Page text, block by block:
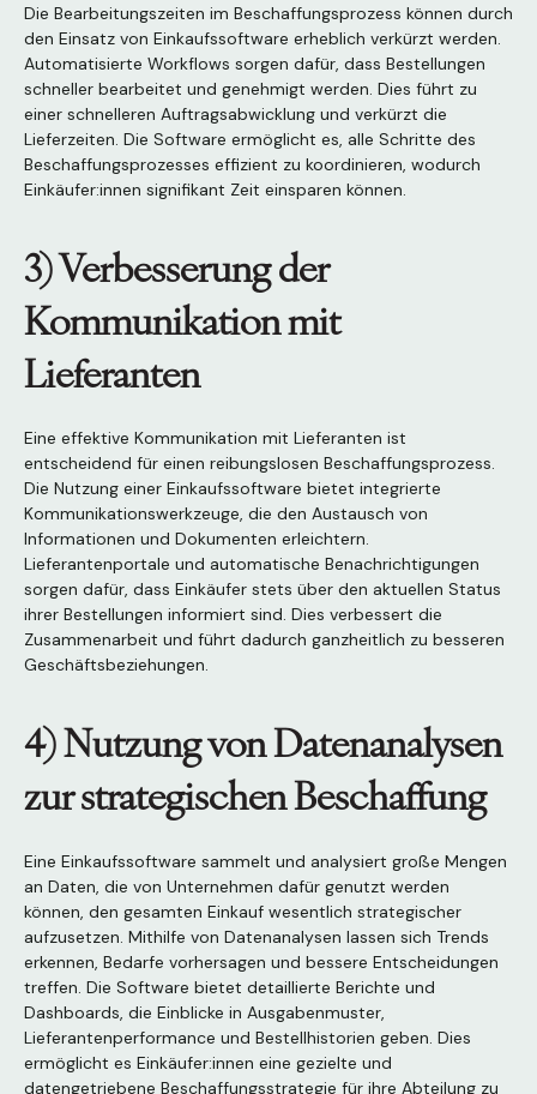
Die Bearbeitungszeiten im Beschaffungsprozess können durch
den Einsatz von Einkaufssoftware erheblich verkürzt werden.
Automatisierte Workflows sorgen dafür, dass Bestellungen
schneller bearbeitet und genehmigt werden. Dies führt zu
einer schnelleren Auftragsabwicklung und verkürzt die
Lieferzeiten. Die Software ermöglicht es, alle Schritte des
Beschaffungsprozesses effizient zu koordinieren, wodurch
Einkäufer:innen signifikant Zeit einsparen können.
3) Verbesserung der
Kommunikation mit
Lieferanten
Eine effektive Kommunikation mit Lieferanten ist
entscheidend für einen reibungslosen Beschaffungsprozess.
Die Nutzung einer Einkaufssoftware bietet integrierte
Kommunikationswerkzeuge, die den Austausch von
Informationen und Dokumenten erleichtern.
Lieferantenportale und automatische Benachrichtigungen
sorgen dafür, dass Einkäufer stets über den aktuellen Status
ihrer Bestellungen informiert sind. Dies verbessert die
Zusammenarbeit und führt dadurch ganzheitlich zu besseren
Geschäftsbeziehungen.
4) Nutzung von Datenanalysen
zur strategischen Beschaffung
Eine Einkaufssoftware sammelt und analysiert große Mengen
an Daten, die von Unternehmen dafür genutzt werden
können, den gesamten Einkauf wesentlich strategischer
aufzusetzen. Mithilfe von Datenanalysen lassen sich Trends
erkennen, Bedarfe vorhersagen und bessere Entscheidungen
treffen. Die Software bietet detaillierte Berichte und
Dashboards, die Einblicke in Ausgabenmuster,
Lieferantenperformance und Bestellhistorien geben. Dies
ermöglicht es Einkäufer:innen eine gezielte und
datengetriebene Beschaffungsstrategie für ihre Abteilung zu